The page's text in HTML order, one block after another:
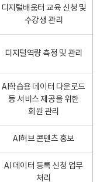
디지털배움터 교육 신청 및
수강생 관리
디지털역량 측정 및 관리
AI학습용 데이터 다운로드
등 서비스 제공을 위한
회원 관리
AI허브 콘텐츠 홍보
AI 데이터 등록 신청 업무
처리